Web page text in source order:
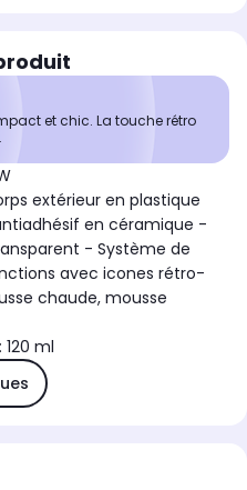
et chic. La touche rétro
extérieur en plastique
en céramique -
- Système de
avec icones rétro-
chaude, mousse
ml